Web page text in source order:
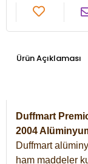
Ürün Açıklaması
Duffmart
2004
Duffmart
ham maddeler